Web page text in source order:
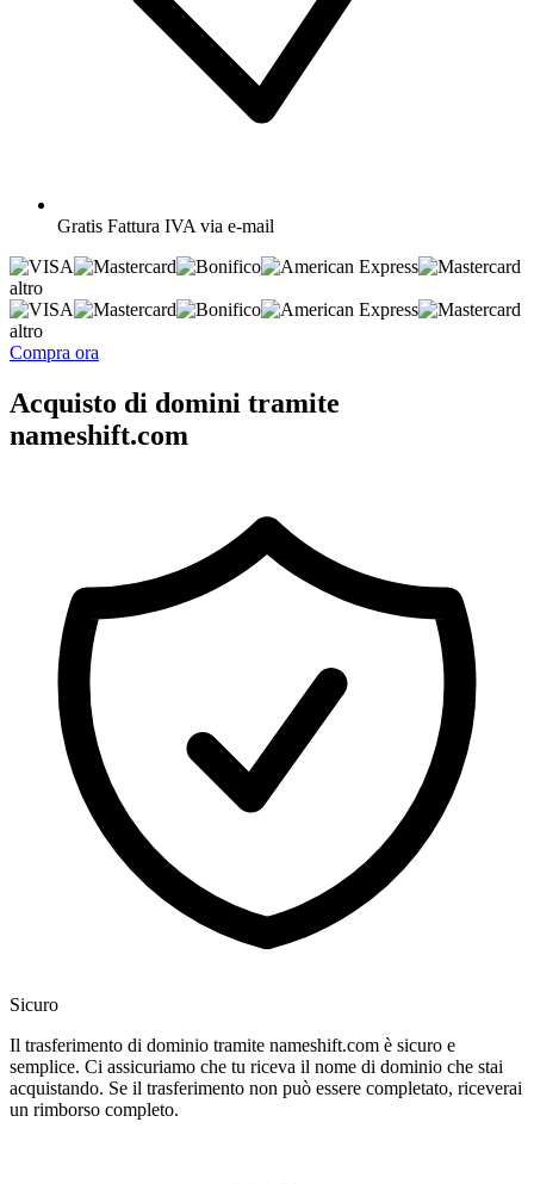
Gratis Fattura IVA via e-mail
altro
altro
Compra ora
Acquisto di domini tramite
nameshift.com
Sicuro
Il trasferimento di dominio tramite nameshift.com è sicuro e
semplice. Ci assicuriamo che tu riceva il nome di dominio che stai
acquistando. Se il trasferimento non può essere completato, riceverai
un rimborso completo.